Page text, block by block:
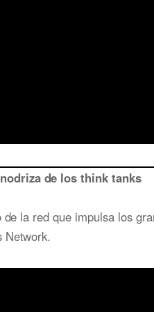
de los think tanks
la red que impulsa los
Network.